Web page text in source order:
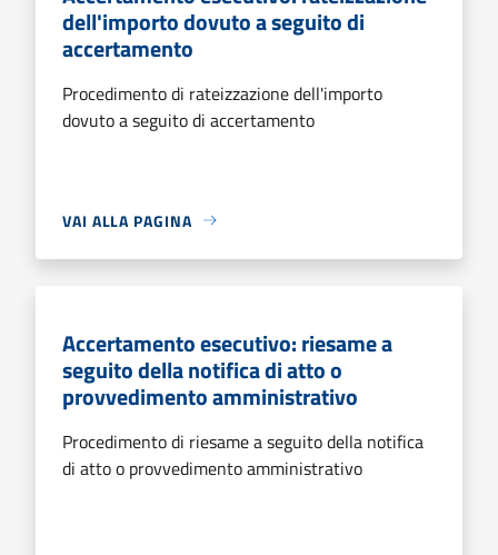
dell'importo dovuto a seguito di
accertamento
Procedimento di rateizzazione dell'importo
dovuto a seguito di accertamento
VAI ALLA PAGINA
Accertamento esecutivo: riesame a
seguito della notifica di atto o
provvedimento amministrativo
Procedimento di riesame a seguito della notifica
di atto o provvedimento amministrativo